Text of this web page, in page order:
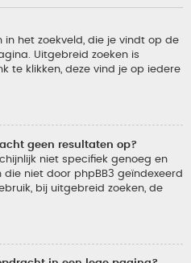
in het zoekveld, die je vindt op de
Uitgebreid zoeken is
te klikken, deze vind je op iedere
geen resultaten op?
niet specifiek genoeg en
niet door phpBB3 geïndexeerd
bij uitgebreid zoeken, de